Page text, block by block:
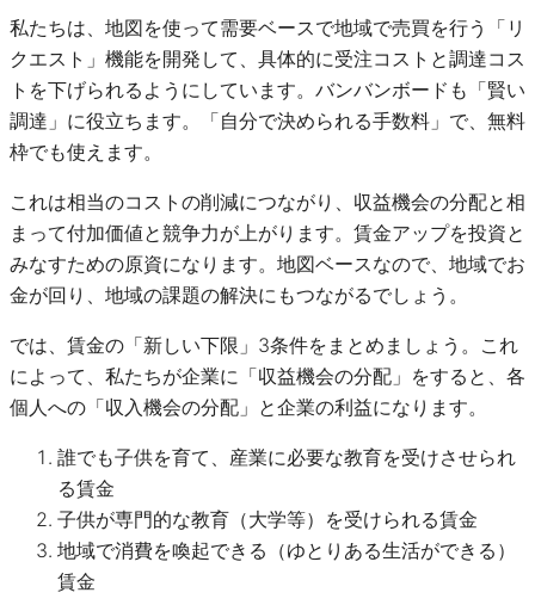
私たちは、地図を使って需要ベースで地域で売買を行う「リ
クエスト」機能を開発して、具体的に受注コストと調達コス
トを下げられるようにしています。バンバンボードも「賢い
調達」に役立ちます。「自分で決められる手数料」で、無料
枠でも使えます。
これは相当のコストの削減につながり、収益機会の分配と相
まって付加価値と競争力が上がります。賃金アップを投資と
みなすための原資になります。地図ベースなので、地域でお
金が回り、地域の課題の解決にもつながるでしょう。
では、賃金の「新しい下限」3条件をまとめましょう。これ
によって、私たちが企業に「収益機会の分配」をすると、各
個人への「収入機会の分配」と企業の利益になります。
誰でも子供を育て、産業に必要な教育を受けさせられ
る賃金
子供が専門的な教育（大学等）を受けられる賃金
地域で消費を喚起できる（ゆとりある生活ができる）
賃金